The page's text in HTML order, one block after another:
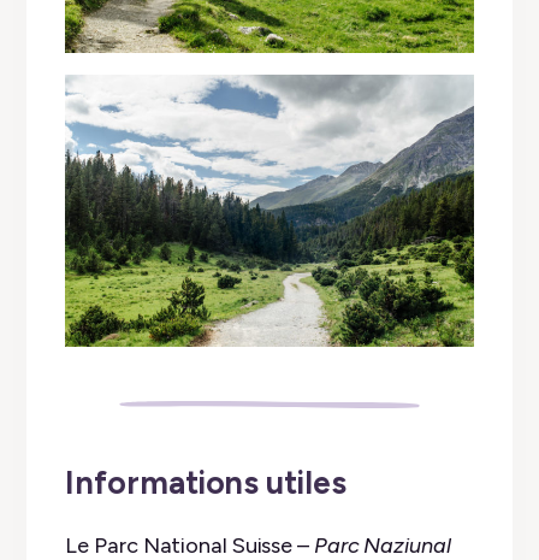
Informations utiles
Le Parc National Suisse – Parc Naziunal